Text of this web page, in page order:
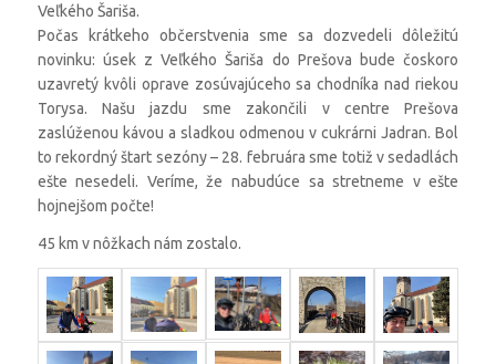
Veľkého Šariša.
Počas krátkeho občerstvenia sme sa dozvedeli dôležitú
novinku: úsek z Veľkého Šariša do Prešova bude čoskoro
uzavretý kvôli oprave zosúvajúceho sa chodníka nad riekou
Torysa. Našu jazdu sme zakončili v centre Prešova
zaslúženou kávou a sladkou odmenou v cukrárni Jadran. Bol
to rekordný štart sezóny – 28. februára sme totiž v sedadlách
ešte nesedeli. Veríme, že nabudúce sa stretneme v ešte
hojnejšom počte!
45 km v nôžkach nám zostalo.